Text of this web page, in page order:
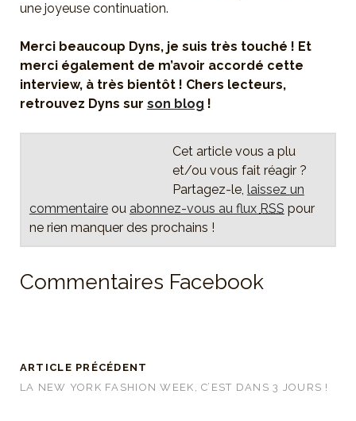
une joyeuse continuation.
Merci beaucoup Dyns, je suis très touché ! Et
merci également de m’avoir accordé cette
interview, à très bientôt ! Chers lecteurs,
retrouvez Dyns sur son blog !
Cet article vous a plu
et/ou vous fait réagir ?
Partagez-le, laissez un
commentaireou abonnez-vous au flux RSS pour
ne rien manquer des prochains !
Commentaires Facebook
ARTICLE PRÉCÉDENT
LA NEW YORK FASHION WEEK, C’EST DANS 3 JOURS !